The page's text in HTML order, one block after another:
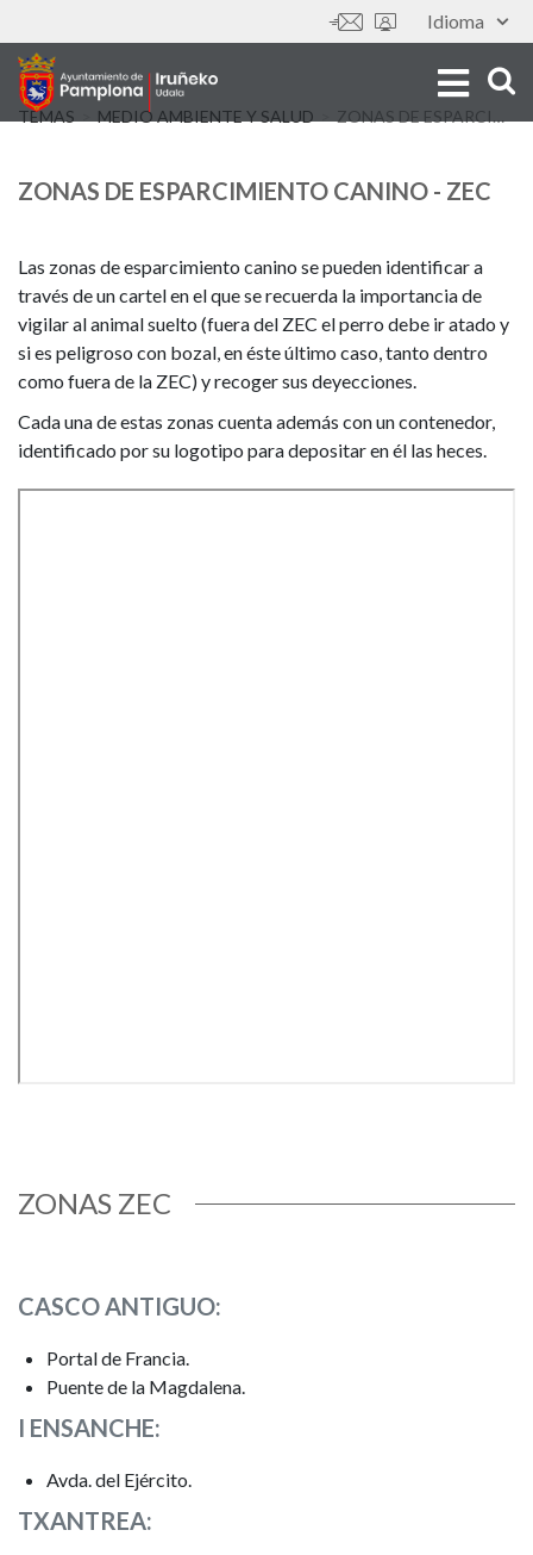
al
contenido
principal
Idioma
Tools
TEMAS MEDIO AMBIENTE Y SALUD
ZONAS DE ESPARCIMIENTO CANINO - ZEC
Las zonas de esparcimiento canino se pueden identificar a
través de un cartel en el que se recuerda la importancia de
vigilar al animal suelto (fuera del ZEC el perro debe ir atado y
si es peligroso con bozal, en éste último caso, tanto dentro
como fuera de la ZEC) y recoger sus deyecciones.
Cada una de estas zonas cuenta además con un contenedor,
identificado por su logotipo para depositar en él las heces.
ZONAS ZEC
CASCO ANTIGUO:
Portal de Francia.
Puente de la Magdalena.
I ENSANCHE:
Avda. del Ejército.
TXANTREA: